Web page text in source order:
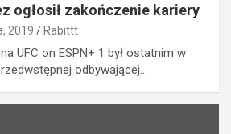
ogłosił zakończenie kariery
2019 Rabittt
UFC on ESPN+ 1 był ostatnim w
odbywającej…